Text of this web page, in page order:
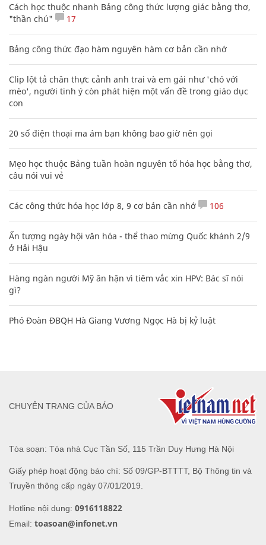
Cách học thuộc nhanh Bảng công thức lượng giác bằng thơ,
"thần chú"
17
Bảng công thức đạo hàm nguyên hàm cơ bản cần nhớ
Clip lột tả chân thực cảnh anh trai và em gái như 'chó với
mèo', người tinh ý còn phát hiện một vấn đề trong giáo dục
con
20 số điện thoại ma ám bạn không bao giờ nên gọi
Mẹo học thuộc Bảng tuần hoàn nguyên tố hóa học bằng thơ,
câu nói vui vẻ
Các công thức hóa học lớp 8, 9 cơ bản cần nhớ 106
Ấn tượng ngày hội văn hóa - thể thao mừng Quốc khánh 2/9
ở Hải Hậu
Hàng ngàn người Mỹ ân hận vì tiêm vắc xin HPV: Bác sĩ nói
gì?
Phó Đoàn ĐBQH Hà Giang Vương Ngọc Hà bị kỷ luật
Tòa soạn: Tòa nhà Cục Tần Số, 115 Trần Duy Hưng Hà Nội
Giấy phép hoạt động báo chí: Số 09/GP-BTTTT, Bộ Thông tin và
Truyền thông cấp ngày 07/01/2019.
Hotline nội dung: 0916118822
Email: toasoan@infonet.vn
CHUYÊN TRANG CỦA BÁO